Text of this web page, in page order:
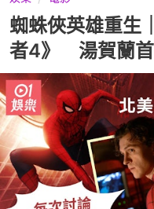
蜘蛛俠英雄重生
者4》 湯賀蘭首